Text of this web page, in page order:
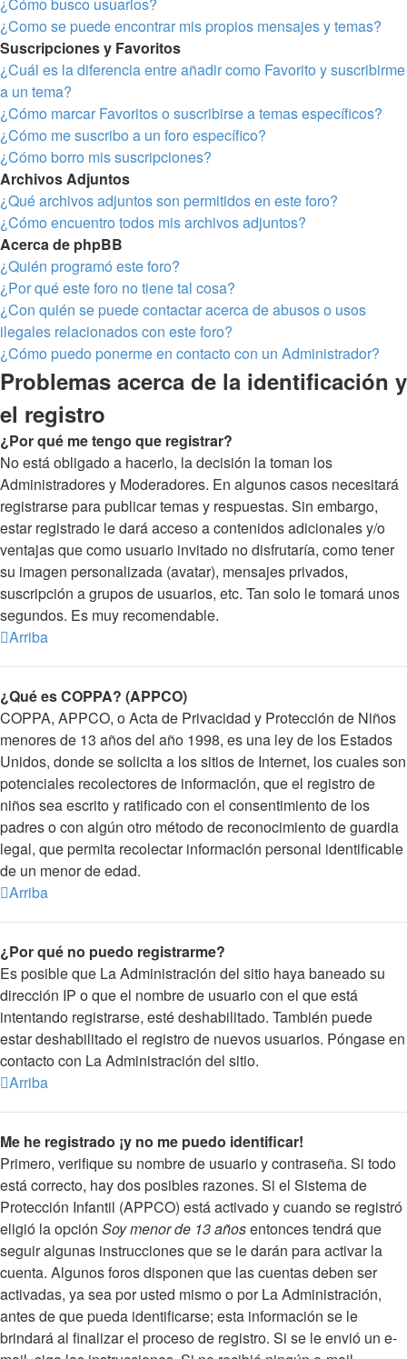
¿Como se puede encontrar mis propios mensajes y temas?
Suscripciones y Favoritos
¿Cuál es la diferencia entre añadir como Favorito y suscribirme
a un tema?
¿Cómo marcar Favoritos o suscribirse a temas específicos?
¿Cómo me suscribo a un foro específico?
¿Cómo borro mis suscripciones?
Archivos Adjuntos
¿Qué archivos adjuntos son permitidos en este foro?
¿Cómo encuentro todos mis archivos adjuntos?
Acerca de phpBB
¿Quién programó este foro?
¿Por qué este foro no tiene tal cosa?
¿Con quién se puede contactar acerca de abusos o usos
ilegales relacionados con este foro?
¿Cómo puedo ponerme en contacto con un Administrador?
Problemas acerca de la identificación y
el registro
¿Por qué me tengo que registrar?
No está obligado a hacerlo, la decisión la toman los
Administradores y Moderadores. En algunos casos necesitará
registrarse para publicar temas y respuestas. Sin embargo,
estar registrado le dará acceso a contenidos adicionales y/o
ventajas que como usuario invitado no disfrutaría, como tener
su imagen personalizada (avatar), mensajes privados,
suscripción a grupos de usuarios, etc. Tan solo le tomará unos
segundos. Es muy recomendable.
Arriba
¿Qué es COPPA? (APPCO)
COPPA, APPCO, o Acta de Privacidad y Protección de Niños
menores de 13 años del año 1998, es una ley de los Estados
Unidos, donde se solicita a los sitios de Internet, los cuales son
potenciales recolectores de información, que el registro de
niños sea escrito y ratificado con el consentimiento de los
padres o con algún otro método de reconocimiento de guardia
legal, que permita recolectar información personal identificable
de un menor de edad.
Arriba
¿Por qué no puedo registrarme?
Es posible que La Administración del sitio haya baneado su
dirección IP o que el nombre de usuario con el que está
intentando registrarse, esté deshabilitado. También puede
estar deshabilitado el registro de nuevos usuarios. Póngase en
contacto con La Administración del sitio.
Arriba
Me he registrado ¡y no me puedo identificar!
Primero, verifique su nombre de usuario y contraseña. Si todo
está correcto, hay dos posibles razones. Si el Sistema de
Protección Infantil (APPCO) está activado y cuando se registró
eligió la opción Soy menor de 13 añosentonces tendrá que
seguir algunas instrucciones que se le darán para activar la
cuenta. Algunos foros disponen que las cuentas deben ser
activadas, ya sea por usted mismo o por La Administración,
antes de que pueda identificarse; esta información se le
brindará al finalizar el proceso de registro. Si se le envió un e-